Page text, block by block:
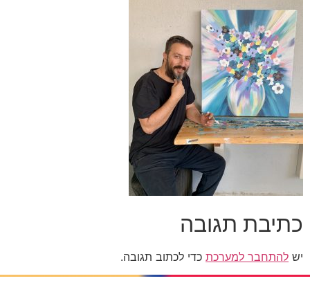
כתיבת תגובה
יש להתחבר למערכת כדי לכתוב תגובה.